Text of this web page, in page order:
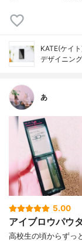
KATE(ケイ
デザイニン
あ
5.00
アイブロウパウ
高校生の頃からずっ